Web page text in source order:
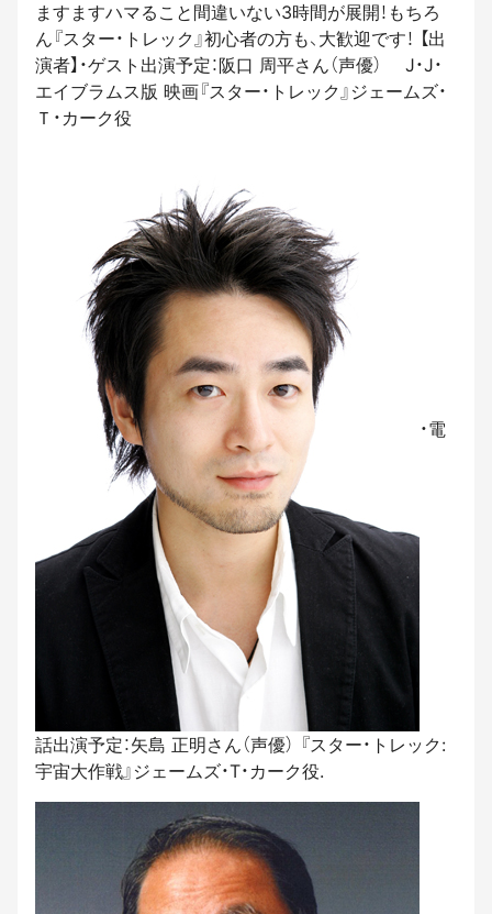
ますますハマること間違いない3時間が展開！もちろ
ん『スター・トレック』初心者の方も、大歓迎です！ 【出
演者】・ゲスト出演予定：阪口 周平さん（声優） J・J・
エイブラムス版 映画『スター・トレック』ジェームズ・
Ｔ・カーク役
・電
話出演予定：矢島 正明さん（声優） 『スター・トレック:
宇宙大作戦』ジェームズ・T・カーク役.